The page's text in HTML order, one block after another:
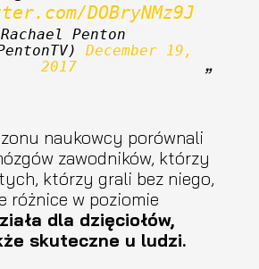
DOBryNMz9J
Penton
December 19,
2017
naukowcy porównali
zawodników, którzy
którzy grali bez niego,
różnice w poziomie
dla dzięciołów,
skuteczne u ludzi.